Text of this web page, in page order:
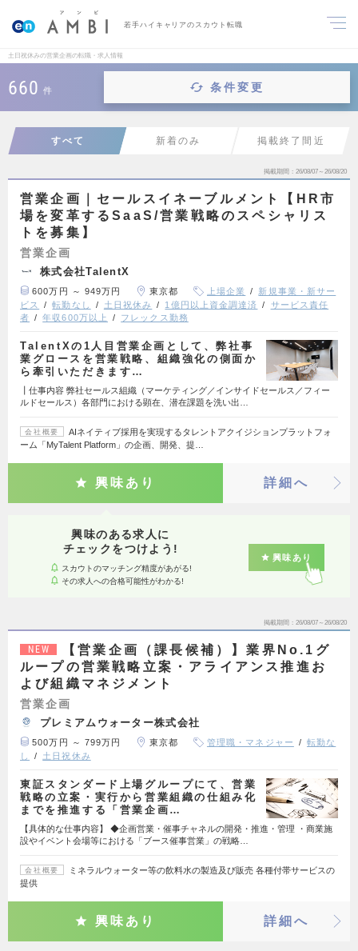
若手ハイキャリアのスカウト転職
土日祝休みの営業企画の転職・求人情報
660 件 条件変更
すべて 新着のみ 掲載終了間近
掲載期間 26/08/07～26/08/20
営業企画｜セールスイネーブルメント【HR市
場を変革するSaaS/営業戦略のスペシャリス
トを募集】
営業企画
株式会社TalentX
600万円 ～ 949万円 東京都 上場企業
新規事業・新サー
ビス
転勤なし 土日祝休み 1億円以上資金調達済
サービス責任
者
年収600万以上 フレックス勤務
TalentXの1人目営業企画として、弊社事
業グロースを営業戦略、組織強化の側面か
ら牽引いただきます…
┃仕事内容 弊社セールス組織（マーケティング／インサイドセールス／フィー
ルドセールス）各部門における顕在、潜在課題を洗い出…
会社概要
AIネイティブ採用を実現するタレントアクイジションプラットフォ
ーム「MyTalent Platform」の企画、開発、提…
興味あり 詳細へ
興味のある求人に
チェックをつけよう!
スカウトのマッチング精度があがる!
その求人への合格可能性がわかる!
興味あり
掲載期間 26/08/07～26/08/20
NEW
【営業企画（課長候補）】業界No.1グ
ループの営業戦略立案・アライアンス推進お
よび組織マネジメント
営業企画
プレミアムウォーター株式会社
500万円 ～ 799万円 東京都 管理職・マネジャー
転勤な
し
土日祝休み
東証スタンダード上場グループにて、営業
戦略の立案・実行から営業組織の仕組み化
までを推進する「営業企画…
【具体的な仕事内容】 ◆企画営業・催事チャネルの開発・推進・管理 ・商業施
設やイベント会場等における「ブース催事営業」の戦略…
会社概要
ミネラルウォーター等の飲料水の製造及び販売 各種付帯サービスの
提供
興味あり 詳細へ